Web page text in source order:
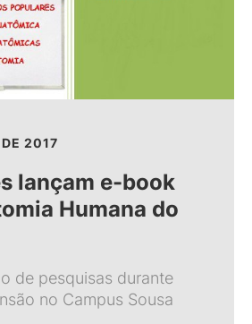
DE 2017
lançam e-book
Humana do
de pesquisas durante
no Campus Sousa